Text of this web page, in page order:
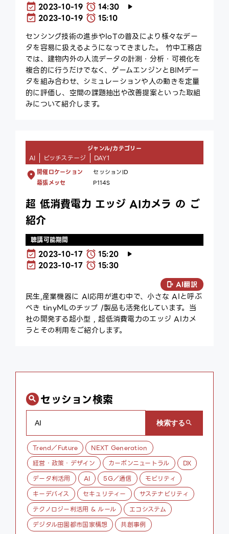
2023-10-19
14:30
2023-10-19
15:10
センシング技術の進歩やIoTの普及により様々なデー
タを容易に扱えるようになってきました。 竹中工務店
では、建物内外の人流データの計測・分析・可視化を
複合的に行うだけでなく、ゲームエンジンとBIMデー
タを組み合わせ、シミュレーションや人の動きを定量
的に評価し、空間の課題抽出や改善提案といった取組
みについて紹介します。
ジャンル/カテゴリー
AI ピッチステージ DAY1
開催ロケーション
幕張メッセ
セッションID
P114S
超 低消費電力 エッジ AIカメラ の ご
紹介
聴講可能期間
2023-10-17
15:20
2023-10-17
15:30
AI翻訳
民生,産業機器に AI応用が進む中で、小さな AIと呼ぶ
べき tinyMLのチップ /製品も活発化しています。当
社の開発する超小型 , 超低消費電力のエッジ AIカメ
ラとその利用をご紹介します。
セッション検索
Trend／Future
NEXT Generation
経営・政策・デザイン
カーボンニュートラル
DX
データ利活用
AI 5G／通信
モビリティ
キーデバイス
セキュリティー
サステナビリティ
テクノロジー利活用 & ルール
エコシステム
デジタル田園都市国家構想
共創事例